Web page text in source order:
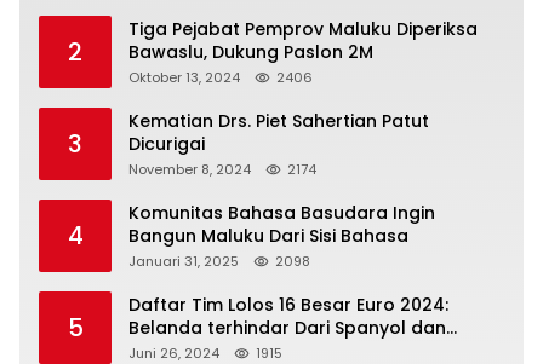
2
Tiga Pejabat Pemprov Maluku Diperiksa
Bawaslu, Dukung Paslon 2M
Oktober 13, 2024 2406
3
Kematian Drs. Piet Sahertian Patut
Dicurigai
November 8, 2024 2174
4
Komunitas Bahasa Basudara Ingin
Bangun Maluku Dari Sisi Bahasa
Januari 31, 2025 2098
5
Daftar Tim Lolos 16 Besar Euro 2024:
Belanda terhindar Dari Spanyol dan
Ingriss, Prancis Bertemu Belgia
Juni 26, 2024 1915